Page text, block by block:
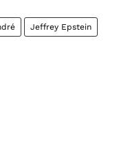
Jeffrey Epstein